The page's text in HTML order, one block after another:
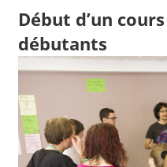
Début d’un
débutants